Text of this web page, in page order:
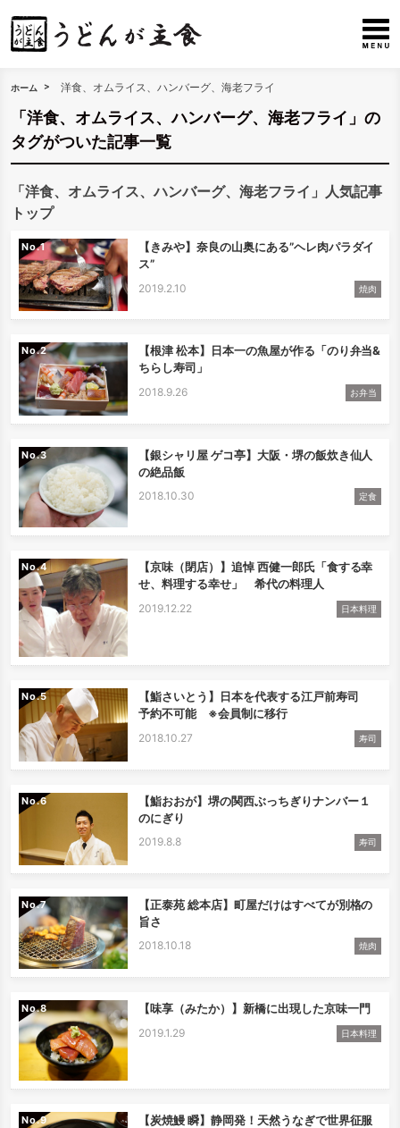
ホーム 洋食、オムライス、ハンバーグ、海老フライ
「洋食、オムライス、ハンバーグ、海老フライ」の
タグがついた記事一覧
「洋食、オムライス、ハンバーグ、海老フライ」人気記事
トップ
No.
【きみや】奈良の山奥にある”ヘレ肉パラダイ
ス”
2019.2.10 焼肉
No.
【根津 松本】日本一の魚屋が作る「のり弁当&
ちらし寿司」
2018.9.26 お弁当
No.
【銀シャリ屋 ゲコ亭】大阪・堺の飯炊き仙人
の絶品飯
2018.10.30 定食
No.
【京味（閉店）】追悼 西健一郎氏「食する幸
せ、料理する幸せ」 希代の料理人
2019.12.22 日本料理
No.
【鮨さいとう】日本を代表する江戸前寿司
予約不可能 ※会員制に移行
2018.10.27 寿司
No.
【鮨おおが】堺の関西ぶっちぎりナンバー１
のにぎり
2019.8.8 寿司
No.
【正泰苑 総本店】町屋だけはすべてが別格の
旨さ
2018.10.18 焼肉
No. 【味享（みたか）】新橋に出現した京味一門
2019.1.29 日本料理
No.
【炭焼鰻 瞬】静岡発！天然うなぎで世界征服